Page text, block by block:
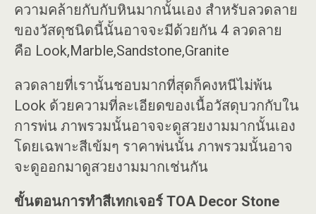
ความคล้ายกับกับหินมากนั้นเอง สำหรับลวดลาย
ของวัสดุชนิดนี้นั้นอาจจะมีด้วยกัน 4 ลวดลาย
คือ Look,Marble,Sandstone,Granite
ลวดลายที่เรานั้นชอบมากที่สุดก็คงหนีไม่พ้น
Look ด้วยความที่ละเอียดของเนื้อวัสดุบวกกับใน
การพ่น ภาพรวมนั้นอาจจะดูสวยงามมากนั้นเอง
โดยเฉพาะสีเข้มๆ ราคาพ่นนั้น ภาพรวมนั้นอาจ
จะดูออกมาดูสวยงามมากเช่นกัน
ขั้นตอนการทำสีเทกเจอร์ TOA Decor Stone